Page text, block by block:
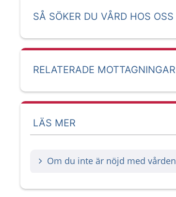
SÅ SÖKER DU VÅRD HOS OSS
RELATERADE MOTTAGNINGAR
LÄS MER
Om du inte är nöjd med vården